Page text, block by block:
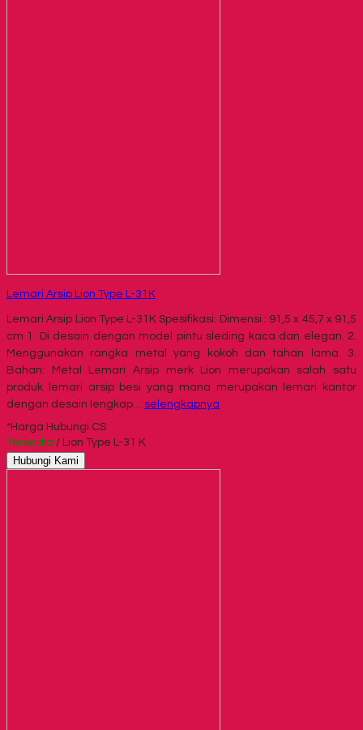
Lemari Arsip Lion Type L-31K
Lemari Arsip Lion Type L-31K Spesifikasi: Dimensi : 91,5 x 45,7 x 91,5
cm 1. Di desain dengan model pintu sleding kaca dan elegan. 2.
Menggunakan rangka metal yang kokoh dan tahan lama. 3.
Bahan: Metal Lemari Arsip merk Lion merupakan salah satu
produk lemari arsip besi yang mana merupakan lemari kantor
dengan desain lengkap… selengkapnya
*Harga Hubungi CS
Tersedia / Lion Type L-31 K
Hubungi Kami